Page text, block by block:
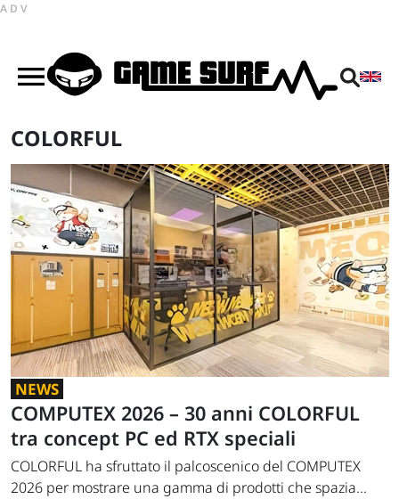
ADV
COLORFUL
NEWS
COMPUTEX 2026 – 30 anni COLORFUL
tra concept PC ed RTX speciali
COLORFUL ha sfruttato il palcoscenico del COMPUTEX
2026 per mostrare una gamma di prodotti che spazia...